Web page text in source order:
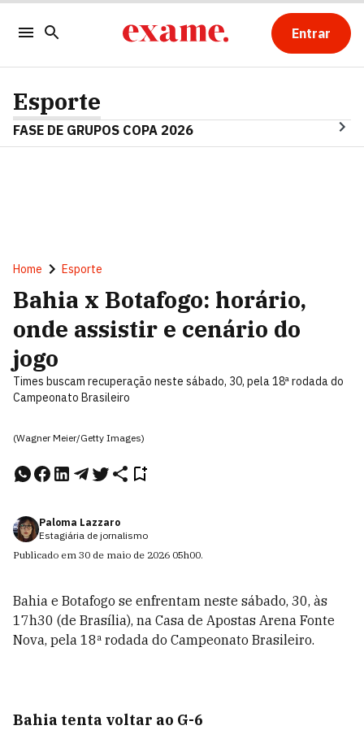
Entrar
Esporte
FASE DE GRUPOS COPA 2026
Home Esporte
Bahia x Botafogo: horário,
onde assistir e cenário do
jogo
Times buscam recuperação neste sábado, 30, pela 18ª rodada do
Campeonato Brasileiro
(Wagner Meier/Getty Images)
Paloma Lazzaro
Estagiária de jornalismo
Publicado em 30 de maio de 2026 05h00.
Bahia e Botafogo se enfrentam neste sábado, 30, às
17h30 (de Brasília), na Casa de Apostas Arena Fonte
Nova, pela 18ª rodada do Campeonato Brasileiro.
Bahia tenta voltar ao G-6